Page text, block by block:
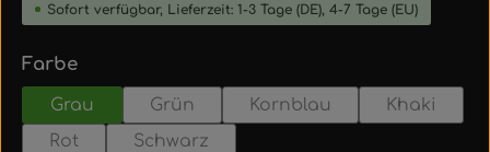
Sofort verfügbar, Lieferzeit: 1-3 Tage (DE), 4-7 Tage (EU)
Farbeauswählen
Grau Grün Kornblau
Khaki
Rot
Schwarz